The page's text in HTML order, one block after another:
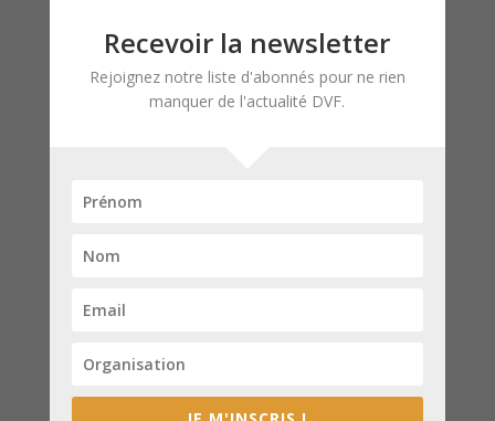
Recevoir la newsletter
Rejoignez notre liste d'abonnés pour ne rien
manquer de l'actualité DVF.